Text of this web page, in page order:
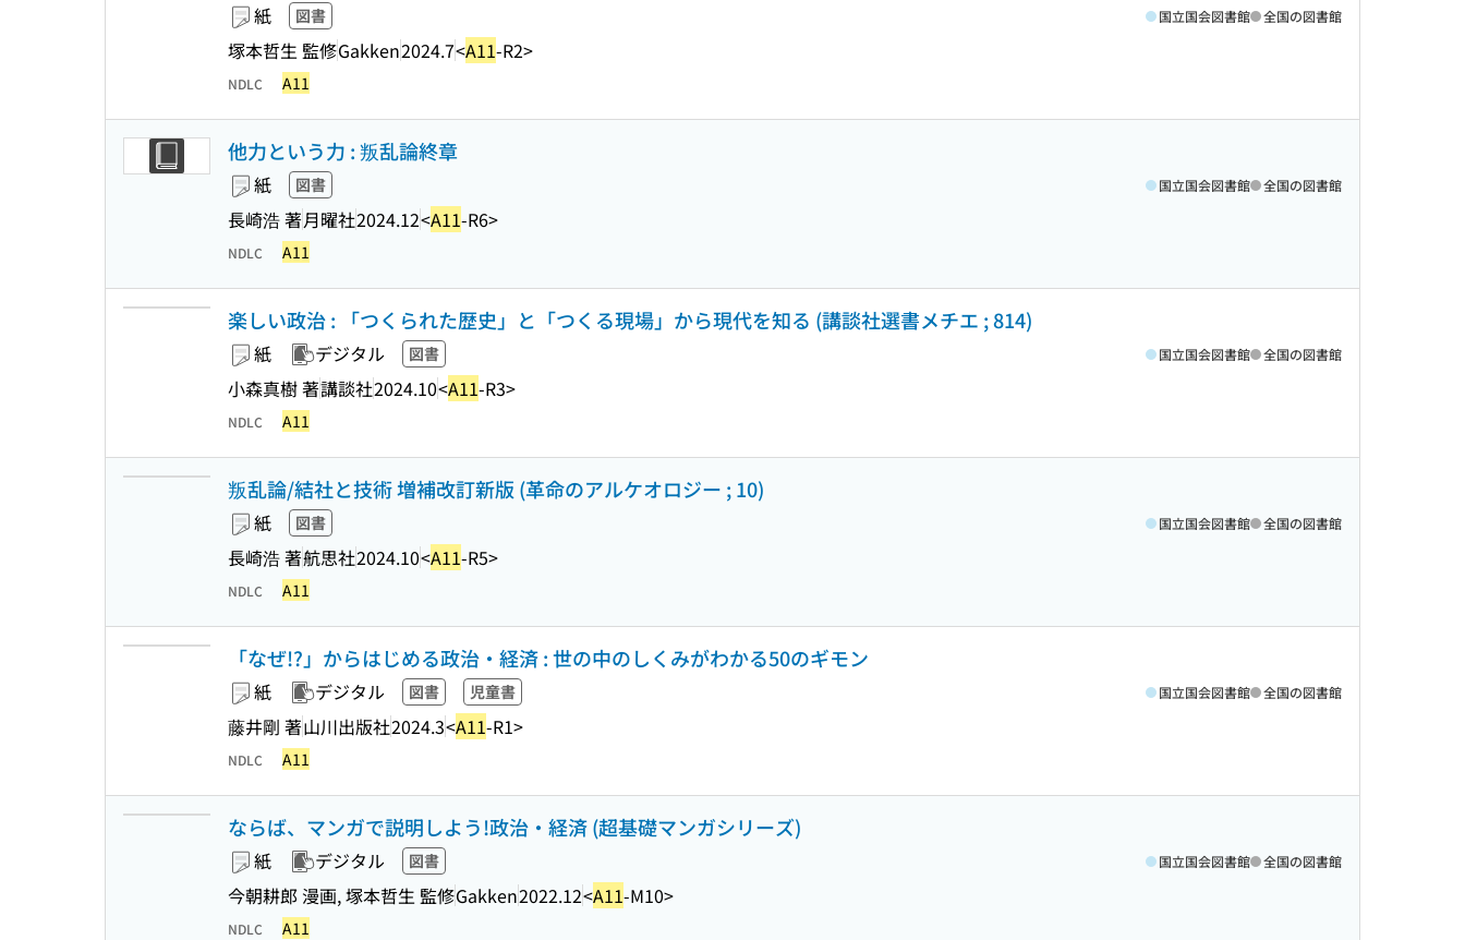
紙 図書
塚本哲生 監修Gakken2024.7<A11-R2>
国立国会図書館 全国の図書館
NDLC A11
他力という力 : 叛乱論終章
紙 図書
長崎浩 著月曜社2024.12<A11-R6>
国立国会図書館 全国の図書館
NDLC A11
楽しい政治 : 「つくられた歴史」と「つくる現場」から現代を知る (講談社選書メチエ ; 814)
紙 デジタル 図書
小森真樹 著講談社2024.10<A11-R3>
国立国会図書館 全国の図書館
NDLC A11
叛乱論/結社と技術 増補改訂新版 (革命のアルケオロジー ; 10)
紙 図書
長崎浩 著航思社2024.10<A11-R5>
国立国会図書館 全国の図書館
NDLC A11
「なぜ!?」からはじめる政治・経済 : 世の中のしくみがわかる50のギモン
紙 デジタル 図書 児童書
藤井剛 著山川出版社2024.3<A11-R1>
国立国会図書館 全国の図書館
NDLC A11
ならば、マンガで説明しよう!政治・経済 (超基礎マンガシリーズ)
紙 デジタル 図書
今朝耕郎 漫画, 塚本哲生 監修Gakken2022.12<A11-M10>
国立国会図書館 全国の図書館
NDLC A11